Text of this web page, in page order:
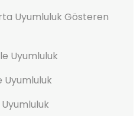
Uyumluluk Gösteren
Uyumluluk
Uyumluluk